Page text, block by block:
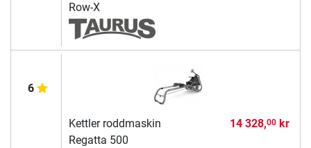
Row-X
6
Kettler roddmaskin
Regatta 500
14 328,00kr